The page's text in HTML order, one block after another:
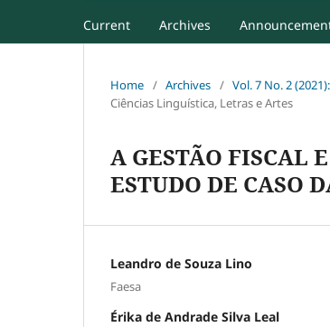
Current Archives
Home / Archives / Vol. 7 No. 2
Ciências Linguística, Letras e Artes
A GESTÃO FISCAL
ESTUDO DE CASO
Leandro de Souza Lino
Faesa
Érika de Andrade Silva Leal